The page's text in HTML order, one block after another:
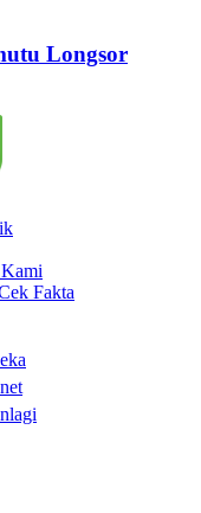
Longsor
Fakta